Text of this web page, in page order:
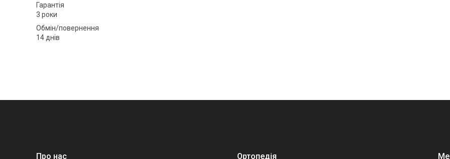
Гарантія
3 роки
Обмін/повернення
14 днів
Про нас Ортопедія